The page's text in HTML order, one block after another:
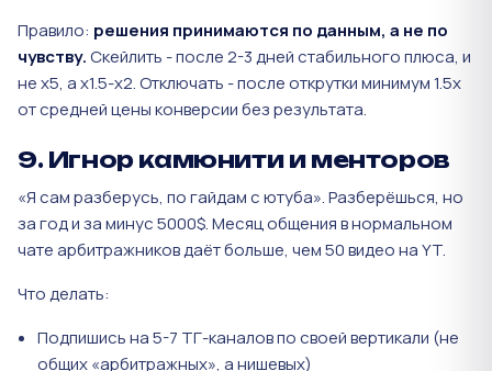
Правило: решения принимаются по данным, а не по
чувству.Скейлить - после 2-3 дней стабильного плюса, и
не х5, а х1.5-х2. Отключать - после открутки минимум 1.5x
от средней цены конверсии без результата.
9. Игнор камюнити и менторов
«Я сам разберусь, по гайдам с ютуба». Разберёшься, но
за год и за минус 5000$. Месяц общения в нормальном
чате арбитражников даёт больше, чем 50 видео на YT.
Что делать:
Подпишись на 5-7 ТГ-каналов по своей вертикали (не
общих «арбитражных», а нишевых)